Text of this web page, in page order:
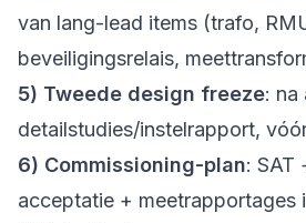
van lang-lead items (trafo,
beveiligingsrelais,
5) Tweede design freeze: na
detailstudies/instelrapport,
6) Commissioning-plan: SAT
acceptatie + meetrapportages